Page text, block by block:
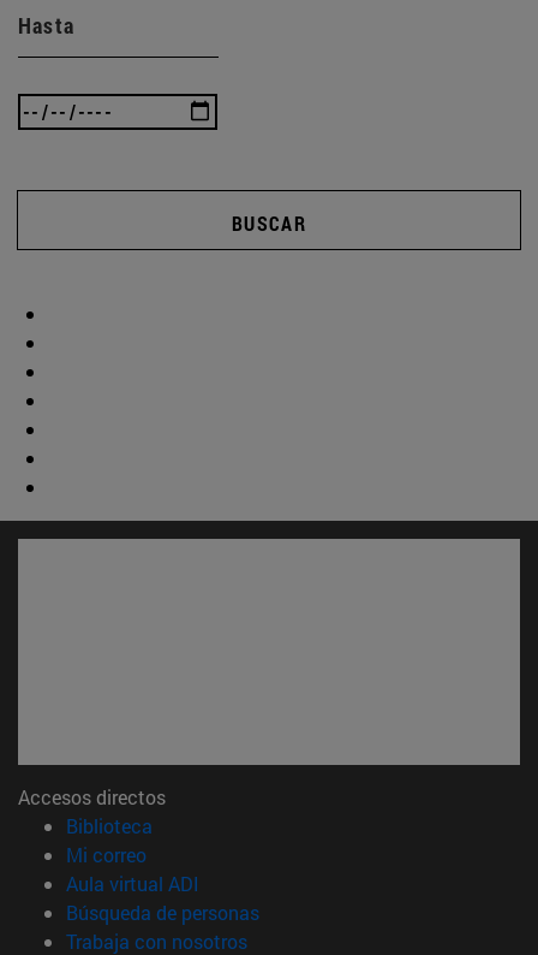
Hasta
BUSCAR
Accesos directos
Biblioteca
Mi correo(abre en nueva ventana)
Aula virtual ADI
Búsqueda de personas(abre en nueva ventana)
Trabaja con nosotros(abre en nueva ventana)